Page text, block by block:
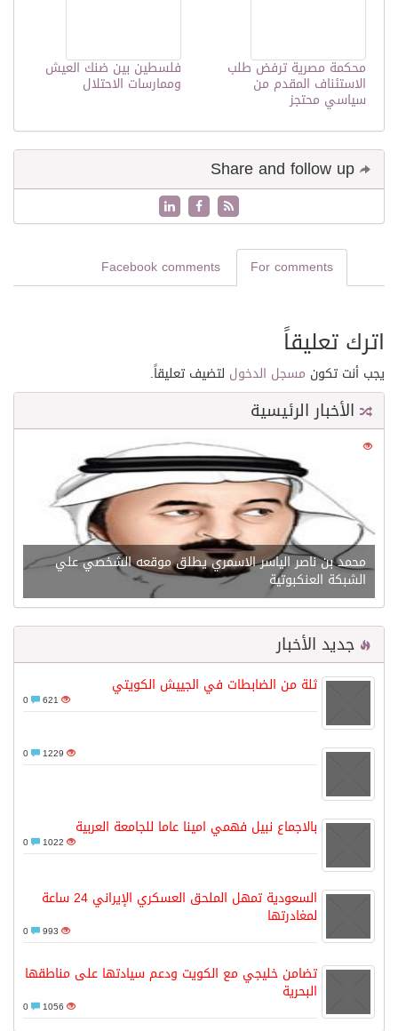
فلسطين بين ضنك العيش
وممارسات الاحتلال
محكمة مصرية ترفض طلب
الاستئناف المقدم من
سياسي محتجز
For comments
Facebook comments
اترك تعليقاً
يجب أنت تكون مسجل الدخول لتضيف تعليقاً.
الأخبار الرئيسية
21603
محمد بن ناصر الياسر الاسمري يطلق موقعه الشخصي علي
الشبكة العنكبوتية
جديد الأخبار
ثلة من الضابطات في الجييش الكويتي
621
1229
بالاجماع نبيل فهمي امينا عاما للجامعة العربية
1022
السعودية تمهل الملحق العسكري الإيراني 24 ساعة
لمغادرتها
993
تضامن خليجي مع الكويت ودعم سيادتها على مناطقها
البحرية
1056